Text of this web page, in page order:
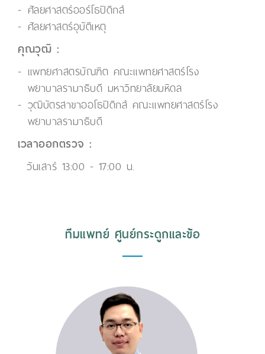
ศัลยศาสตร์ออร์โธปิดิกส์
ศัลยศาสตร์อุบัติเหตุ
คุณวุฒิ :
แพทยศาสตรบัณฑิต คณะแพทยศาสตร์โรง
พยาบาลรามาธิบดี มหาวิทยาลัยมหิดล
วุฒิบัตรสาขาออโธปิดิกส์ คณะแพทยศาสตร์โรง
พยาบาลรามาธิบดี
เวลาออกตรวจ :
วันเสาร์ 13:00 - 17:00 น.
ทีมแพทย์ ศูนย์กระดูกและข้อ